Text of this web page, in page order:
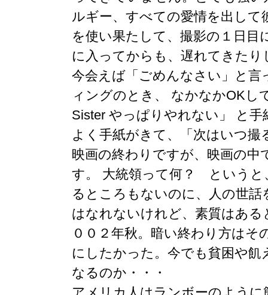
ルギー、すべての愛情を出し
を使い果たして、撮影の１日
に入ってからも、遅れてきた
今会えば「ごめんなさい」と
ィングのとき、 なかなかOKし
Sister やっぱりやれない」 と
よく手紙がきて、「次はいつ
映画の終わりですが、映画の
す。 大統領って何？ というと
るところもないのに、人の世
はなれないけれど、素質はあ
００２年秋。暗い終わり方は
にしたかった。今でも貧困や
なるのか・・・